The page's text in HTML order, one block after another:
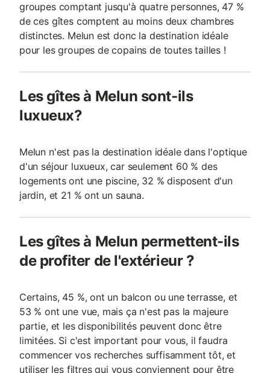
groupes comptant jusqu'à quatre personnes, 47 %
de ces gîtes comptent au moins deux chambres
distinctes. Melun est donc la destination idéale
pour les groupes de copains de toutes tailles !
Les gîtes à Melun sont-ils
luxueux?
Melun n'est pas la destination idéale dans l'optique
d'un séjour luxueux, car seulement 60 % des
logements ont une piscine, 32 % disposent d'un
jardin, et 21 % ont un sauna.
Les gîtes à Melun permettent-ils
de profiter de l'extérieur ?
Certains, 45 %, ont un balcon ou une terrasse, et
53 % ont une vue, mais ça n'est pas la majeure
partie, et les disponibilités peuvent donc être
limitées. Si c'est important pour vous, il faudra
commencer vos recherches suffisamment tôt, et
utiliser les filtres qui vous conviennent pour être